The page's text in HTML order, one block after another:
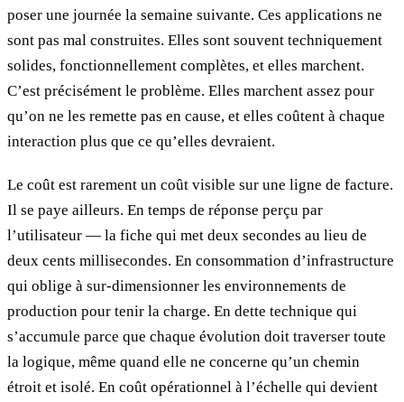
poser une journée la semaine suivante. Ces applications ne
sont pas mal construites. Elles sont souvent techniquement
solides, fonctionnellement complètes, et elles marchent.
C’est précisément le problème. Elles marchent assez pour
qu’on ne les remette pas en cause, et elles coûtent à chaque
interaction plus que ce qu’elles devraient.
Le coût est rarement un coût visible sur une ligne de facture.
Il se paye ailleurs. En temps de réponse perçu par
l’utilisateur — la fiche qui met deux secondes au lieu de
deux cents millisecondes. En consommation d’infrastructure
qui oblige à sur-dimensionner les environnements de
production pour tenir la charge. En dette technique qui
s’accumule parce que chaque évolution doit traverser toute
la logique, même quand elle ne concerne qu’un chemin
étroit et isolé. En coût opérationnel à l’échelle qui devient